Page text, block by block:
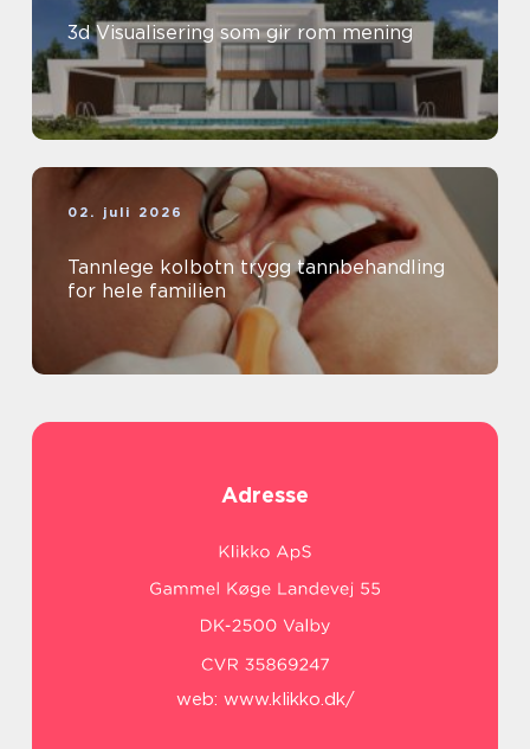
3d Visualisering som gir rom mening
02. juli 2026
Tannlege kolbotn trygg tannbehandling
for hele familien
Adresse
web: www.klikko.dk/